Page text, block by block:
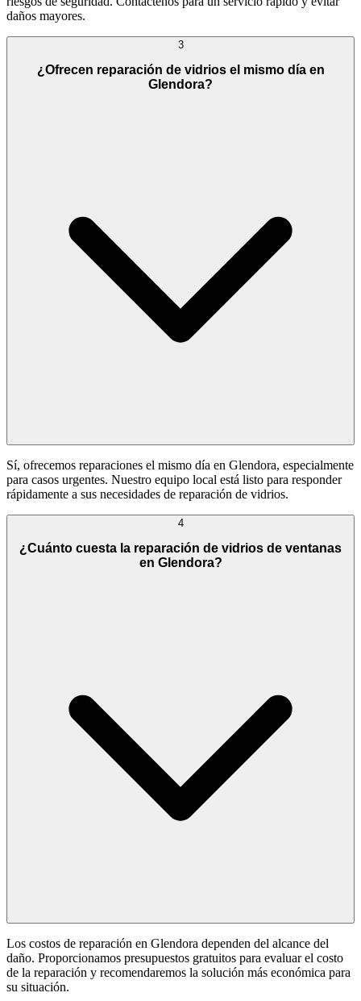
daños mayores.
3
¿Ofrecen reparación de vidrios el mismo día en
Glendora?
Sí, ofrecemos reparaciones el mismo día en Glendora, especialmente
para casos urgentes. Nuestro equipo local está listo para responder
rápidamente a sus necesidades de reparación de vidrios.
4
¿Cuánto cuesta la reparación de vidrios de ventanas
en Glendora?
Los costos de reparación en Glendora dependen del alcance del
daño. Proporcionamos presupuestos gratuitos para evaluar el costo
de la reparación y recomendaremos la solución más económica para
su situación.